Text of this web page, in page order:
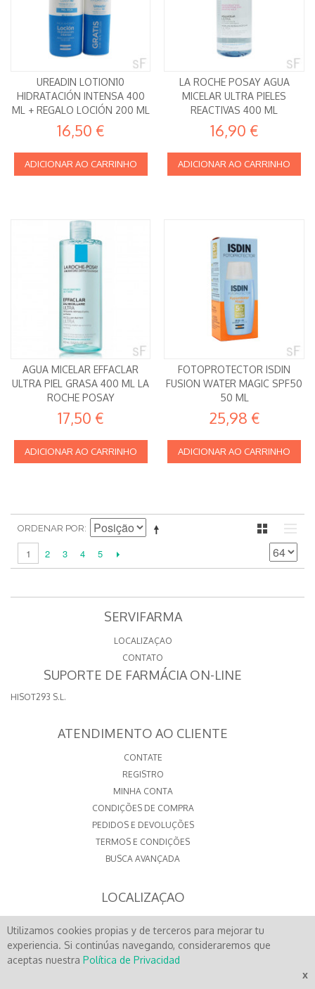
UREADIN LOTION10
HIDRATACIÓN INTENSA 400
ML + REGALO LOCIÓN 200 ML
ISDIN
16,50 €
ADICIONAR AO CARRINHO
LA ROCHE POSAY AGUA
MICELAR ULTRA PIELES
REACTIVAS 400 ML
16,90 €
ADICIONAR AO CARRINHO
AGUA MICELAR EFFACLAR
ULTRA PIEL GRASA 400 ML LA
ROCHE POSAY
17,50 €
ADICIONAR AO CARRINHO
FOTOPROTECTOR ISDIN
FUSION WATER MAGIC SPF50
50 ML
25,98 €
ADICIONAR AO CARRINHO
ORDENAR POR
1 2 3 4 5
SERVIFARMA
LOCALIZAÇAO
CONTATO
SUPORTE DE FARMÁCIA ON-LINE
HISOT293 S.L.
ATENDIMENTO AO CLIENTE
CONTATE
REGISTRO
MINHA CONTA
CONDIÇÕES DE COMPRA
PEDIDOS E DEVOLUÇÕES
TERMOS E CONDIÇÕES
BUSCA AVANÇADA
LOCALIZAÇAO
PRAZA DA IGREXA, 7
15500 - FENE
A CORUÑA - SPAIN
CONTATO
Utilizamos cookies propias y de terceros para mejorar tu
experiencia. Si continúas navegando, consideraremos que
aceptas nuestra Política de Privacidad
x